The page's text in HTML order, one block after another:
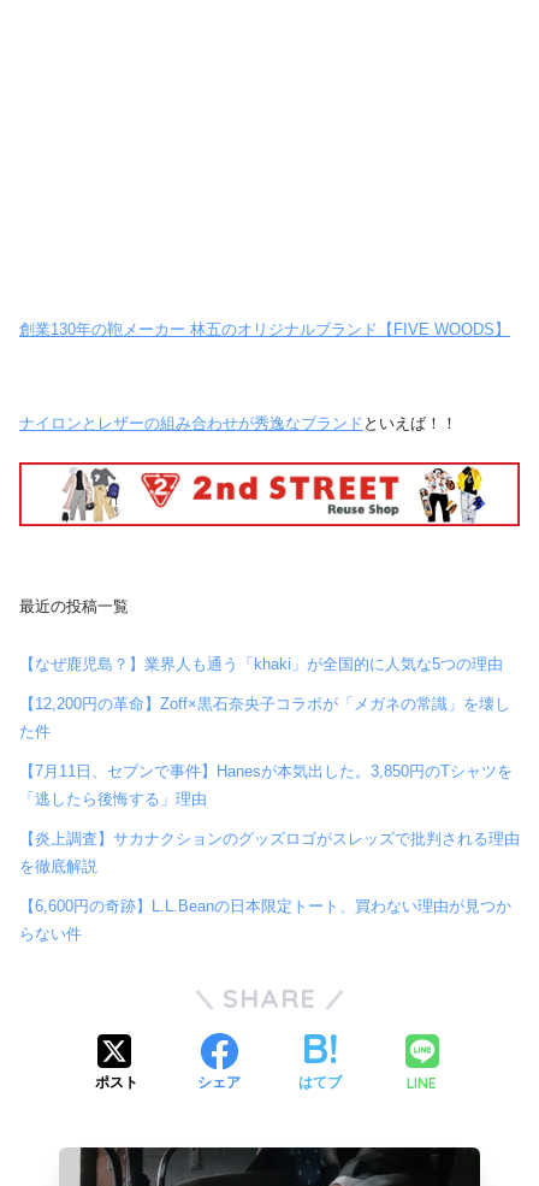
創業130年の鞄メーカー 林五のオリジナルブランド【FIVE WOODS】
ナイロンとレザーの組み合わせが秀逸なブランド といえば！！
最近の投稿一覧
【なぜ鹿児島？】業界人も通う「khaki」が全国的に人気な5つの理由
【12,200円の革命】Zoff×黒石奈央子コラボが「メガネの常識」を壊し
た件
【7月11日、セブンで事件】Hanesが本気出した。3,850円のTシャツを
「逃したら後悔する」理由
【炎上調査】サカナクションのグッズロゴがスレッズで批判される理由
を徹底解説
【6,600円の奇跡】L.L.Beanの日本限定トート、買わない理由が見つか
らない件
SHARE
ポスト シェア はてブ LINE